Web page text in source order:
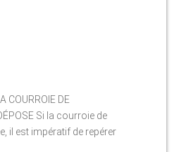
COURROIE DE
Si la courroie de
il est impératif de repérer